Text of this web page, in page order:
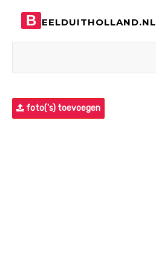
B EELDUITHOLLAND.NL
foto('s) toevoegen